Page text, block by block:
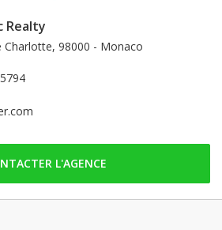
Realty
Charlotte, 98000 - Monaco
L'AGENCE